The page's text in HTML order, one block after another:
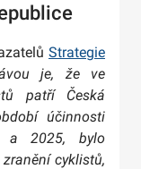
Strategie
je, že ve
patří Česká
účinnosti
a 2025, bylo
cyklistů,